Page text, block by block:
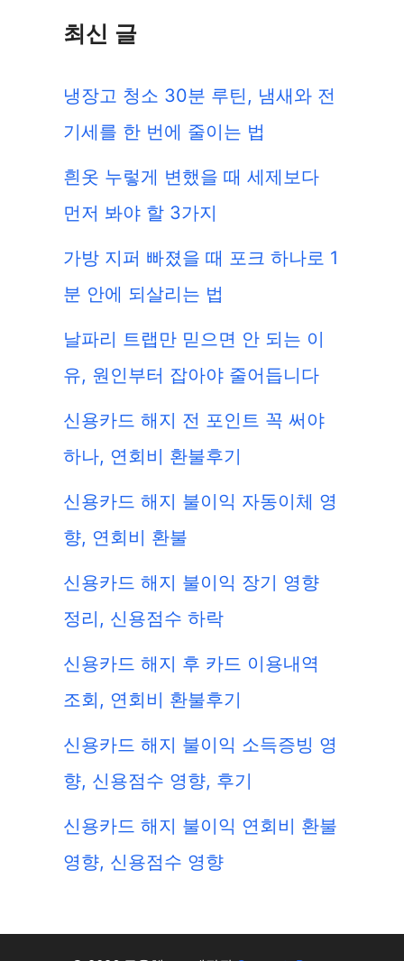
최신 글
냉장고 청소 30분 루틴, 냄새와 전
기세를 한 번에 줄이는 법
흰옷 누렇게 변했을 때 세제보다
먼저 봐야 할 3가지
가방 지퍼 빠졌을 때 포크 하나로 1
분 안에 되살리는 법
날파리 트랩만 믿으면 안 되는 이
유, 원인부터 잡아야 줄어듭니다
신용카드 해지 전 포인트 꼭 써야
하나, 연회비 환불후기
신용카드 해지 불이익 자동이체 영
향, 연회비 환불
신용카드 해지 불이익 장기 영향
정리, 신용점수 하락
신용카드 해지 후 카드 이용내역
조회, 연회비 환불후기
신용카드 해지 불이익 소득증빙 영
향, 신용점수 영향, 후기
신용카드 해지 불이익 연회비 환불
영향, 신용점수 영향